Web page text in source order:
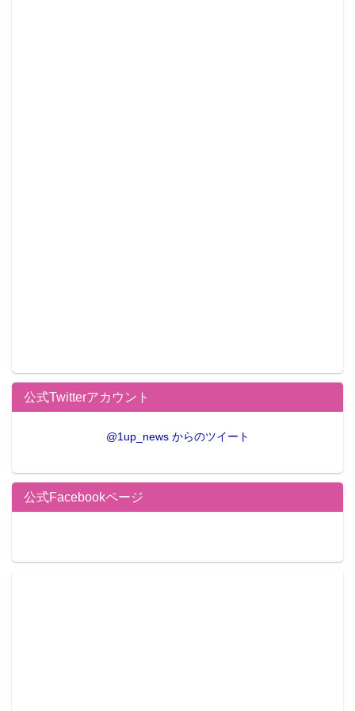
公式Twitterアカウント
@1up_news からのツイート
公式Facebookページ